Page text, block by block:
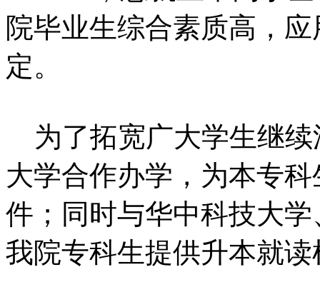
院毕业生综合素质高，
定。
为了拓宽广大学生继续
大学合作办学，为本专
件；同时与华中科技大
我院专科生提供升本就读